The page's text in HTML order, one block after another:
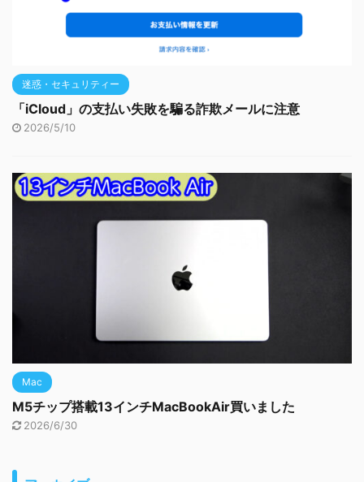
迷惑・セキュリティー
「iCloud」の支払い失敗を騙る詐欺メールに注意
2026/5/10
Mac
M5チップ搭載13インチMacBookAir買いました
2026/6/30